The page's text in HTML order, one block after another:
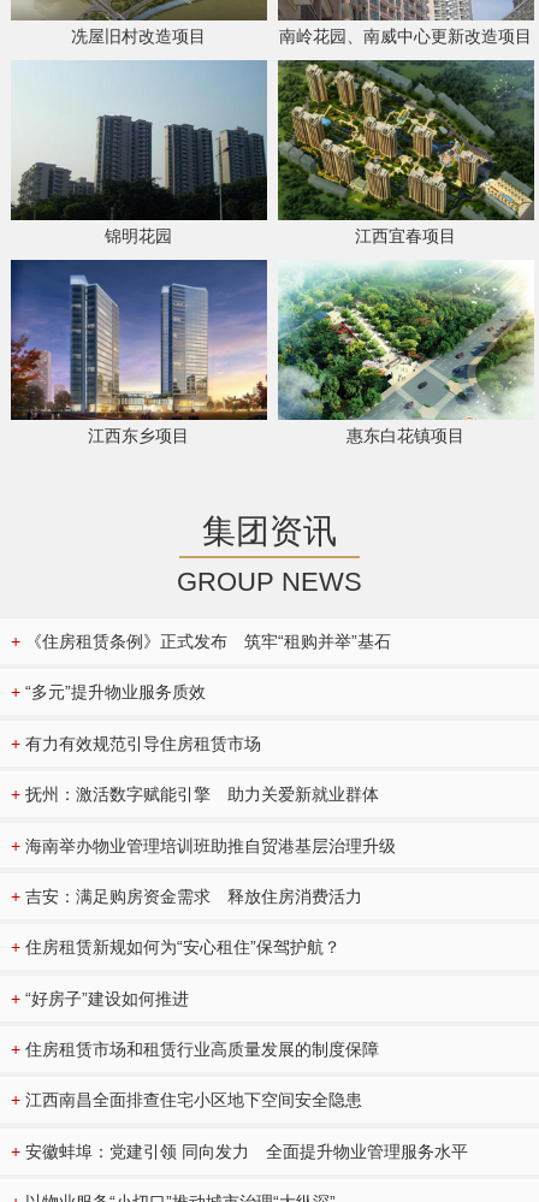
冼屋旧村改造项目 南岭花园、南威中心更新改造项目
锦明花园 江西宜春项目
江西东乡项目 惠东白花镇项目
集团资讯
GROUP NEWS
+ 《住房租赁条例》正式发布 筑牢“租购并举”基石
+ “多元”提升物业服务质效
+ 有力有效规范引导住房租赁市场
+ 抚州：激活数字赋能引擎 助力关爱新就业群体
+ 海南举办物业管理培训班助推自贸港基层治理升级
+ 吉安：满足购房资金需求 释放住房消费活力
+ 住房租赁新规如何为“安心租住”保驾护航？
+ “好房子”建设如何推进
+ 住房租赁市场和租赁行业高质量发展的制度保障
+ 江西南昌全面排查住宅小区地下空间安全隐患
+ 安徽蚌埠：党建引领 同向发力 全面提升物业管理服务水平